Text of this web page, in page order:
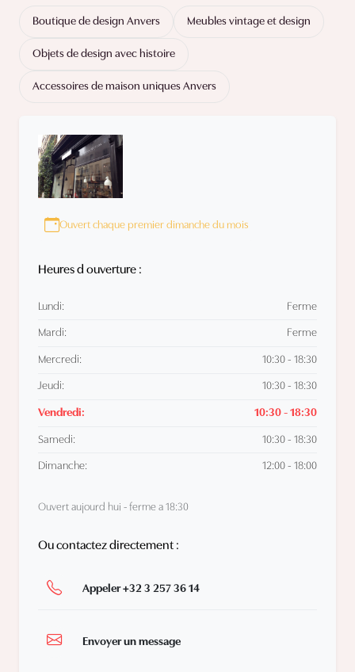
Boutique de design Anvers Meubles vintage et design
Objets de design avec histoire
Accessoires de maison uniques Anvers
Ouvert chaque premier dimanche du mois
Heures d ouverture :
Lundi: Ferme
Mardi: Ferme
Mercredi: 10:30 - 18:30
Jeudi: 10:30 - 18:30
Vendredi: 10:30 - 18:30
Samedi: 10:30 - 18:30
Dimanche: 12:00 - 18:00
Ouvert aujourd hui - ferme a 18:30
Ou contactez directement :
Appeler +32 3 257 36 14
Envoyer un message